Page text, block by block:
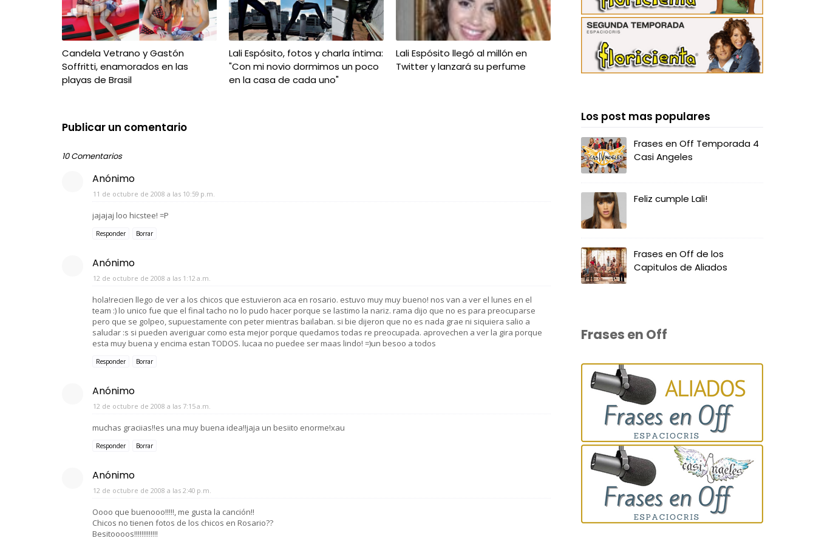
Candela Vetrano y Gastón
Soffritti, enamorados en las
playas de Brasil
Lali Espósito, fotos y charla íntima:
"Con mi novio dormimos un poco
en la casa de cada uno"
Lali Espósito llegó al millón en
Twitter y lanzará su perfume
Publicar un comentario
10 Comentarios
Anónimo
11 de octubre de 2008 a las 10:59 p.m.
jajajaj loo hicstee! =P
Responder Borrar
Anónimo
12 de octubre de 2008 a las 1:12 a.m.
hola!recien llego de ver a los chicos que estuvieron aca en rosario. estuvo muy muy bueno! nos van a ver el lunes en el
team :) lo unico fue que el final tacho no lo pudo hacer porque se lastimo la nariz. rama dijo que no es para preocuparse
pero que se golpeo, supuestamente con peter mientras bailaban. si bie dijeron que no es nada grae ni siquiera salio a
saludar :s si pueden averiguar como esta mejor porque quedamos todas re preocupada. aprovechen a ver la gira porque
esta muy buena y encima estan TODOS. lucaa no puedee ser maas lindo! =)un besoo a todos
Responder Borrar
Anónimo
12 de octubre de 2008 a las 7:15 a.m.
muchas graciias!!es una muy buena idea!!jaja un besiito enorme!xau
Responder Borrar
Anónimo
12 de octubre de 2008 a las 2:40 p.m.
Oooo que buenooo!!!!!, me gusta la canción!!
Chicos no tienen fotos de los chicos en Rosario??
Besitoooos!!!!!!!!!!!!!
Los post mas populares
Frases en Off Temporada 4
Casi Angeles
Feliz cumple Lali!
Frases en Off de los
Capitulos de Aliados
Frases en Off